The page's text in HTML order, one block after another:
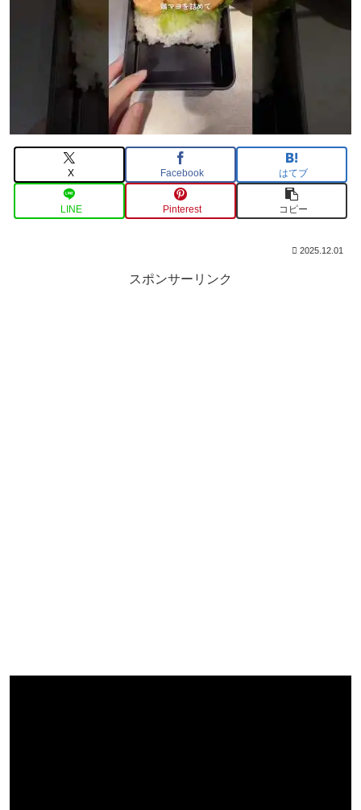
X Facebook はてブ
LINE Pinterest コピー
2025.12.01
スポンサーリンク